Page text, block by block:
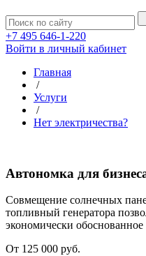
+7 495 646-1-220
Войти в личный кабинет
Главная
/
Услуги
/
Нет электричества?
Автономка для
Совмещение солнечных
топливный генератора
экономически
От 125 000 руб.